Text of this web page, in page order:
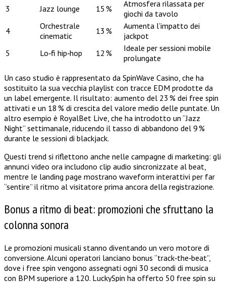
3 Jazz lounge 15 %
Atmosfera rilassata per
giochi da tavolo
4
Orchestrale
cinematic
13 %
Aumenta l’impatto dei
jackpot
5
Lo‑fi hip‑hop 12 %
Ideale per sessioni mobile
prolungate
Un caso studio è rappresentato da SpinWave Casino, che ha
sostituito la sua vecchia playlist con tracce EDM prodotte da
un label emergente. Il risultato: aumento del 23 % dei free spin
attivati e un 18 % di crescita del valore medio delle puntate. Un
altro esempio è RoyalBet Live, che ha introdotto un “Jazz
Night” settimanale, riducendo il tasso di abbandono del 9 %
durante le sessioni di blackjack.
Questi trend si riflettono anche nelle campagne di marketing: gli
annunci video ora includono clip audio sincronizzate al beat,
mentre le landing page mostrano waveform interattivi per far
“sentire” il ritmo al visitatore prima ancora della registrazione.
Bonus a ritmo di beat: promozioni che sfruttano la
colonna sonora
Le promozioni musicali stanno diventando un vero motore di
conversione. Alcuni operatori lanciano bonus “track‑the‑beat”,
dove i free spin vengono assegnati ogni 30 secondi di musica
con BPM superiore a 120. LuckySpin ha offerto 50 free spin su